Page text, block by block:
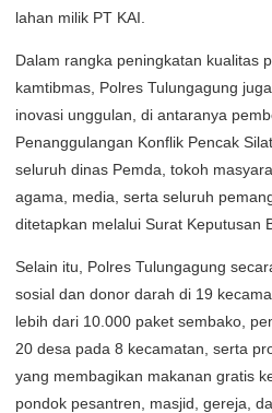
lahan milik PT KAI.
Dalam rangka peningkatan kualitas
kamtibmas, Polres Tulungagung
inovasi unggulan, di antaranya
Penanggulangan Konflik Pencak
seluruh dinas Pemda, tokoh
agama, media, serta seluruh
ditetapkan melalui Surat Keputusan
Selain itu, Polres Tulungagung
sosial dan donor darah di 19
lebih dari 10.000 paket sembako,
20 desa pada 8 kecamatan, serta
yang membagikan makanan gratis
pondok pesantren, masjid, gereja,